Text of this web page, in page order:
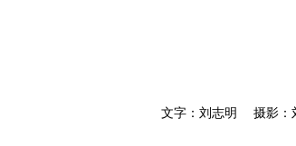
文字：刘志明 摄影：